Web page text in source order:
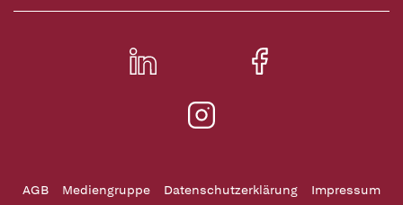
AGB Mediengruppe Datenschutzerklärung
Impressum